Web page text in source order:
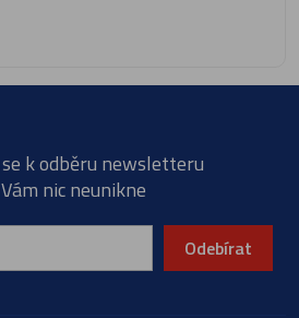
k odběru newsletteru
nic neunikne
Odebírat